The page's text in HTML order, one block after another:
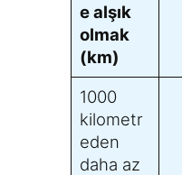
e alşık
olmak
(km)
1000
kilometr
eden
daha az